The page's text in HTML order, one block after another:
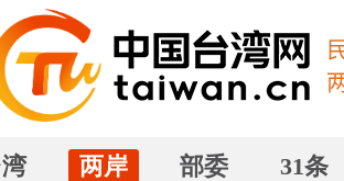
两岸 部委 31条